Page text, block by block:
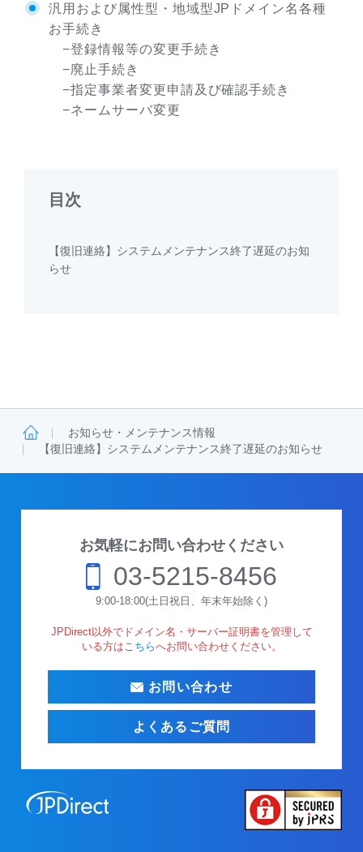
汎用および属性型・地域型JPドメイン名各種
お手続き
−登録情報等の変更手続き
−廃止手続き
−指定事業者変更申請及び確認手続き
−ネームサーバ変更
目次
【復旧連絡】システムメンテナンス終了遅延のお知
らせ
お知らせ・メンテナンス情報
【復旧連絡】システムメンテナンス終了遅延のお知らせ
お気軽にお問い合わせください
03-5215-8456
9:00-18:00(土日祝日、年末年始除く)
JPDirect以外でドメイン名・サーバー証明書を管理して
いる方は こちらへお問い合わせください。
お問い合わせ
よくあるご質問